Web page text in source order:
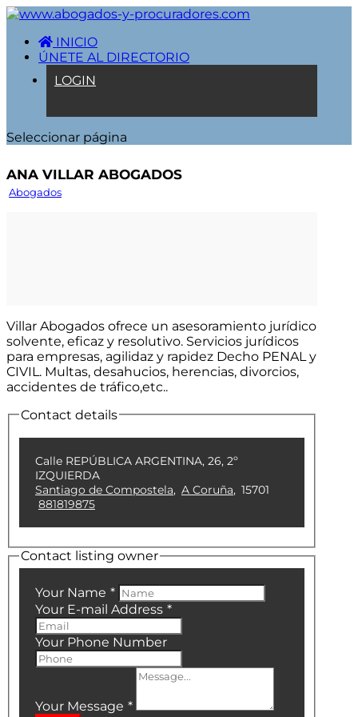
INICIO
ÚNETE AL DIRECTORIO
LOGIN
Seleccionar página
Ana Villar Abogados
Abogados
Villar Abogados ofrece un asesoramiento jurídico
solvente, eficaz y resolutivo. Servicios jurídicos
para empresas, agilidaz y rapidez Decho PENAL y
CIVIL. Multas, desahucios, herencias, divorcios,
accidentes de tráfico,etc..
Contact details
Calle REPÚBLICA ARGENTINA, 26, 2º
IZQUIERDA
Santiago de Compostela, A Coruña, 15701
881819875
Contact listing owner
Your Name *
Your E-mail Address *
Your Phone Number
Your Message *